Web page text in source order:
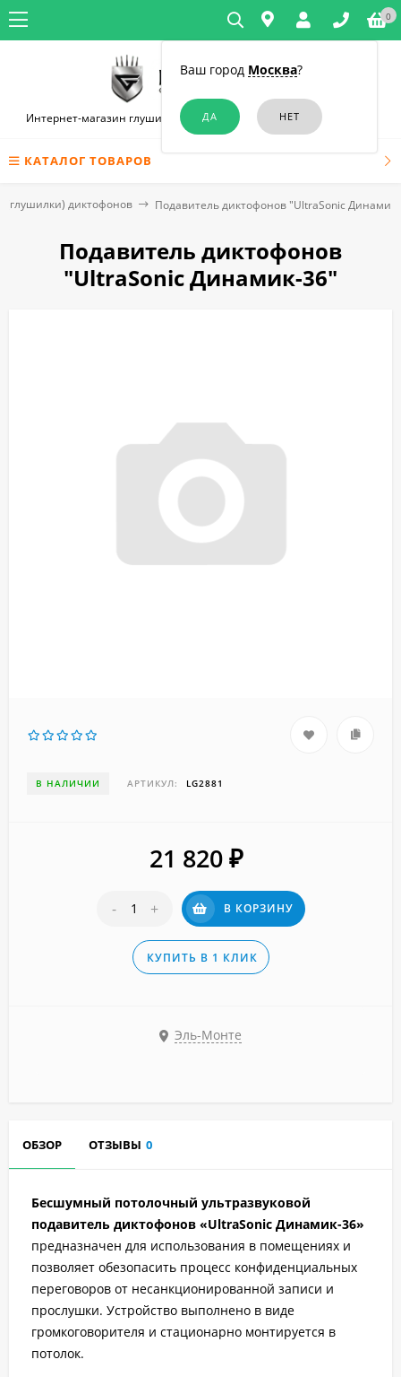
Ваш город Москва?
0
Интернет-магазин глушилок связи и диктофонов в Симферополе
КАТАЛОГ ТОВАРОВ
(глушилки) диктофонов Подавитель диктофонов "UltraSonic
Подавитель диктофонов
"UltraSonic Динамик-36"
В НАЛИЧИИ АРТИКУЛ: LG2881
21 820 ₽
- + В КОРЗИНУ
КУПИТЬ В 1 КЛИК
Эль-Монте
ОБЗОР ОТЗЫВЫ 0
Бесшумный потолочный ультразвуковой
подавитель диктофонов «UltraSonic Динамик-36»
предназначен для использования в помещениях и
позволяет обезопасить процесс конфиденциальных
переговоров от несанкционированной записи и
прослушки. Устройство выполнено в виде
громкоговорителя и стационарно монтируется в
потолок.